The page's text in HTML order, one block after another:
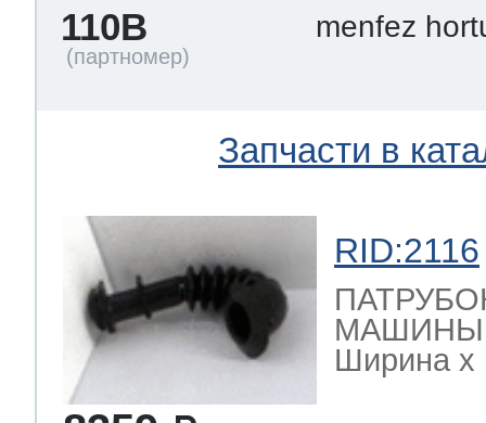
110B menfez
Запчасти в
RID:2116
МАШИНЫ
Ширина х